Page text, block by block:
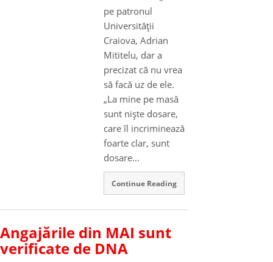
pe patronul
Universităţii
Craiova, Adrian
Mititelu, dar a
precizat că nu vrea
să facă uz de ele.
„La mine pe masă
sunt nişte dosare,
care îl incriminează
foarte clar, sunt
dosare...
Continue Reading
Angajările din MAI sunt
verificate de DNA